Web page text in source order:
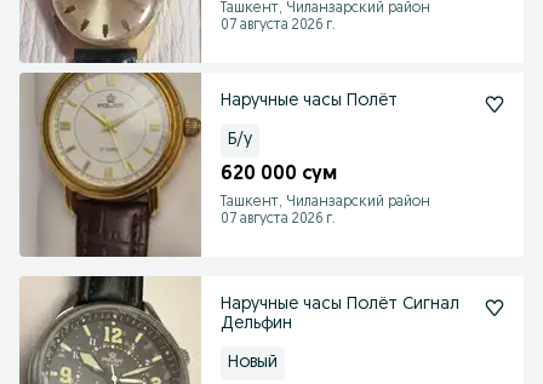
Ташкент, Чиланзарский район
07 августа 2026 г.
Наручные часы Полёт
Б/у
620 000 сум
Ташкент, Чиланзарский район
07 августа 2026 г.
Наручные часы Полёт Сигнал
Дельфин
Новый